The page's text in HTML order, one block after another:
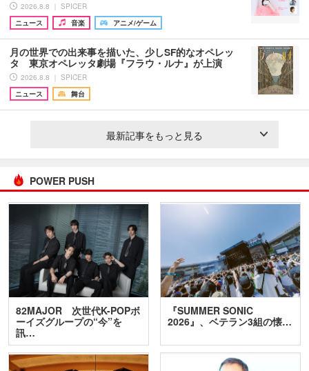
2026.8.8 ｜ SPICER
ニュース
音楽 アニメ/ゲーム
月の世界での出来事を描いた、少しSF的なオペレッ
タ 東京オペレッタ劇場『フラウ・ルナ』が上演
2026.8.8 ｜ SPICER
ニュース
舞台
最新記事をもっと見る
POWER PUSH
82MAJOR 次世代K-POPボ
ーイズグループの“今”を
訊…
『SUMMER SONIC
2026』、ベテラン3組の懐…